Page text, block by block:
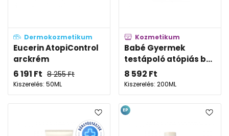
Dermokozmetikum
Eucerin AtopiControl
arckrém
6 191 Ft 8 255Ft
Kiszerelés: 50ML
Kozmetikum
Babé Gyermek
testápoló atópiás b...
8 592 Ft
Kiszerelés: 200ML
EP